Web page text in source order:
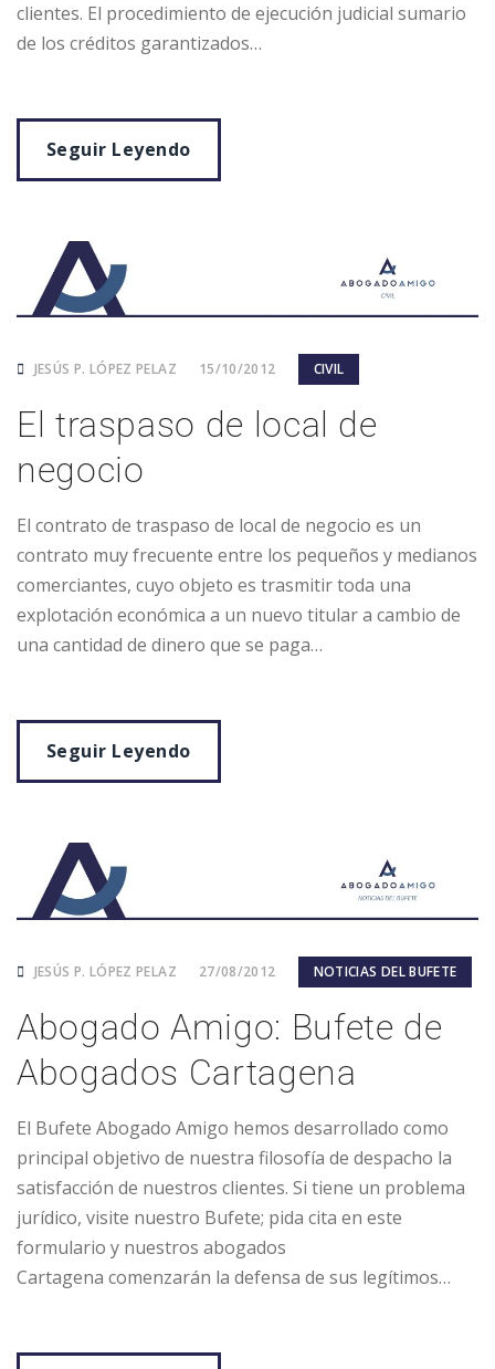
clientes. El procedimiento de ejecución judicial sumario
de los créditos garantizados…
Seguir Leyendo
JESÚS P. LÓPEZ PELAZ 15/10/2012 CIVIL
El traspaso de local de
negocio
El contrato de traspaso de local de negocio es un
contrato muy frecuente entre los pequeños y medianos
comerciantes, cuyo objeto es trasmitir toda una
explotación económica a un nuevo titular a cambio de
una cantidad de dinero que se paga…
Seguir Leyendo
JESÚS P. LÓPEZ PELAZ 27/08/2012 NOTICIAS DEL BUFETE
Abogado Amigo: Bufete de
Abogados Cartagena
El Bufete Abogado Amigo hemos desarrollado como
principal objetivo de nuestra filosofía de despacho la
satisfacción de nuestros clientes. Si tiene un problema
jurídico, visite nuestro Bufete; pida cita en este
formulario y nuestros abogados
Cartagena comenzarán la defensa de sus legítimos…